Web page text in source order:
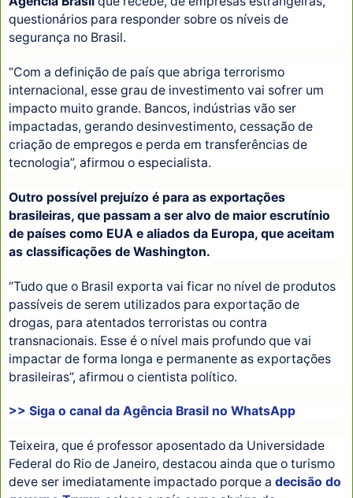
questionários para responder sobre os níveis de
segurança no Brasil.
“Com a definição de país que abriga terrorismo
internacional, esse grau de investimento vai sofrer um
impacto muito grande. Bancos, indústrias vão ser
impactadas, gerando desinvestimento, cessação de
criação de empregos e perda em transferências de
tecnologia”, afirmou o especialista.
Outro possível prejuízo é para as exportações
brasileiras, que passam a ser alvo de maior escrutínio
de países como EUA e aliados da Europa, que aceitam
as classificações de Washington.
“Tudo que o Brasil exporta vai ficar no nível de produtos
passíveis de serem utilizados para exportação de
drogas, para atentados terroristas ou contra
transnacionais. Esse é o nível mais profundo que vai
impactar de forma longa e permanente as exportações
brasileiras”, afirmou o cientista político.
>> Siga o canal da Agência Brasil no WhatsApp
Teixeira, que é professor aposentado da Universidade
Federal do Rio de Janeiro, destacou ainda que o turismo
deve ser imediatamente impactado porque a decisão do